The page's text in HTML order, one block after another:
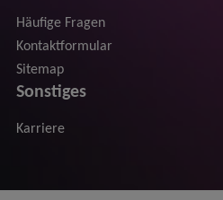
Häufige Fragen
Kontaktformular
Sitemap
Sonstiges
Karriere